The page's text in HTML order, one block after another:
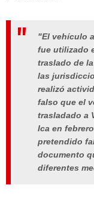
"El vehículo
fue utilizado
traslado de
las
realizó
falso que el
trasladado a
Ica en
pretendido
documento
diferentes